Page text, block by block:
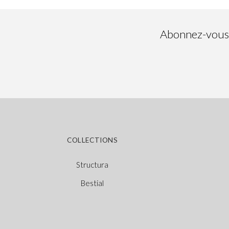
Abonnez-
COLLECTIONS
Structura
Bestial